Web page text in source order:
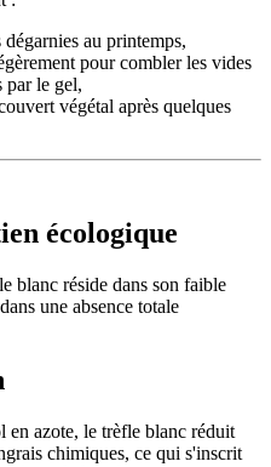
au printemps,
pour combler les vides
par le gel,
végétal après quelques
écologique
blanc réside dans son faible
une absence totale
en azote, le trèfle blanc réduit
chimiques, ce qui s'inscrit